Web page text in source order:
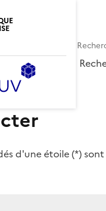
d'une étoile (*)